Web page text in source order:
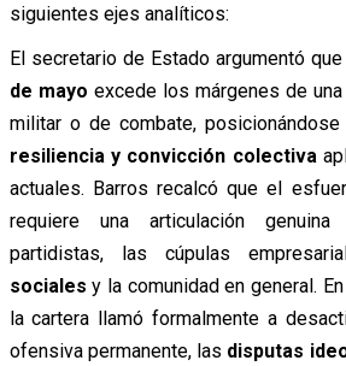
siguientes ejes analíticos:
El secretario de Estado argumentó
de mayo excede los márgenes de
militar o de combate,
resiliencia y convicción colectiva
actuales. Barros recalcó que el
requiere una articulación
partidistas, las cúpulas
sociales y la comunidad en general.
la cartera llamó formalmente a
ofensiva permanente, las disputas